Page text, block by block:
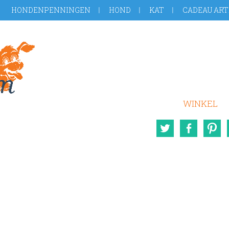
HONDENPENNINGEN HOND KAT CADEAU
WINKEL
Twitter